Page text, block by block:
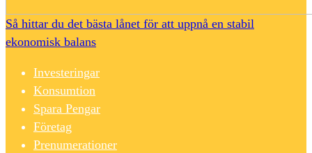
Så hittar du det bästa lånet för att uppnå en stabil
ekonomisk balans
Investeringar
Konsumtion
Spara Pengar
Företag
Prenumerationer